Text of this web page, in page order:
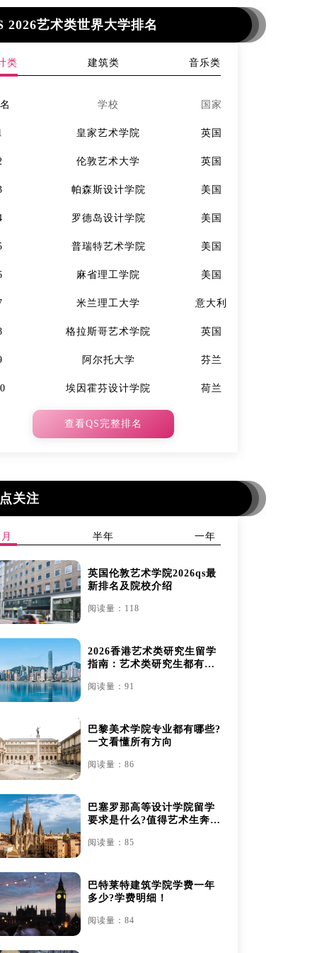
2026艺术类世界大学排名
类 建筑类 音乐类
学校 国家
皇家艺术学院 英国
伦敦艺术大学 英国
帕森斯设计学院 美国
罗德岛设计学院 美国
普瑞特艺术学院 美国
麻省理工学院 美国
米兰理工大学 意大利
格拉斯哥艺术学院 英国
阿尔托大学 芬兰
埃因霍芬设计学院 荷兰
查看QS完整排名
关注
半年 一年
英国伦敦艺术学院2026qs最
新排名及院校介绍
阅读量：118
2026香港艺术类研究生留学
指南：艺术类研究生都有哪
阅读量：91
巴黎美术学院专业都有哪些?
一文看懂所有方向
阅读量：86
巴塞罗那高等设计学院留学
要求是什么?值得艺术生奔赴
阅读量：85
巴特莱特建筑学院学费一年
多少?学费明细！
阅读量：84